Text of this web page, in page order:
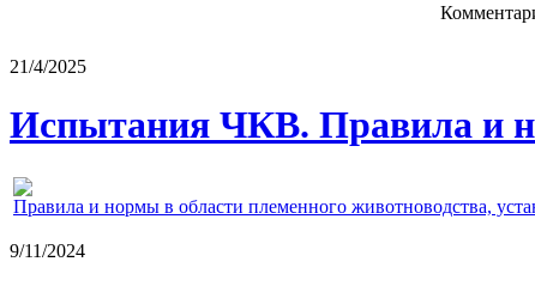
21/4/2025
Испытания ЧКВ. Правила и
Правила и нормы в области племенного животноводства,
9/11/2024